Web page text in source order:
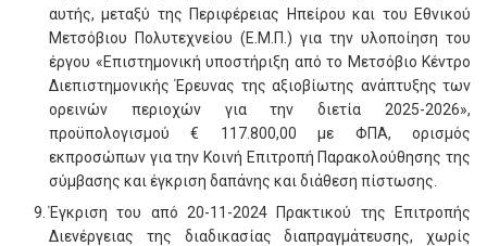
αυτής, μεταξύ της Περιφέρειας Ηπείρου και του Εθνικού
Μετσόβιου Πολυτεχνείου (Ε.Μ.Π.) για την υλοποίηση του
έργου «Επιστημονική υποστήριξη από το Μετσόβιο Κέντρο
Διεπιστημονικής Έρευνας της αξιοβίωτης ανάπτυξης των
ορεινών περιοχών για την διετία 2025-2026»,
προϋπολογισμού € 117.800,00 με ΦΠΑ, ορισμός
εκπροσώπων για την Κοινή Επιτροπή Παρακολούθησης της
σύμβασης και έγκριση δαπάνης και διάθεση πίστωσης.
Έγκριση του από 20-11-2024 Πρακτικού της Επιτροπής
Διενέργειας της διαδικασίας διαπραγμάτευσης, χωρίς